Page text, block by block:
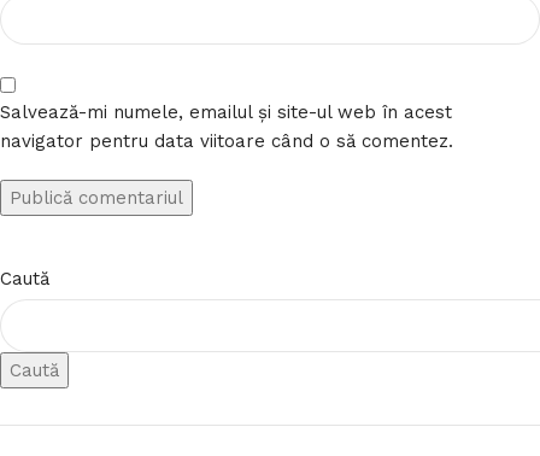
Salvează-mi numele, emailul și site-ul web în acest
navigator pentru data viitoare când o să comentez.
Caută
Caută